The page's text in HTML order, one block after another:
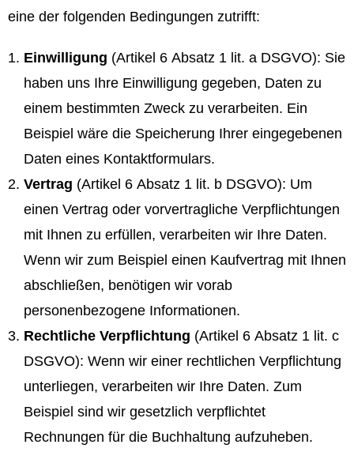
eine der folgenden Bedingungen zutrifft:
Einwilligung (Artikel 6 Absatz 1 lit. a DSGVO): Sie
haben uns Ihre Einwilligung gegeben, Daten zu
einem bestimmten Zweck zu verarbeiten. Ein
Beispiel wäre die Speicherung Ihrer eingegebenen
Daten eines Kontaktformulars.
Vertrag (Artikel 6 Absatz 1 lit. b DSGVO): Um
einen Vertrag oder vorvertragliche Verpflichtungen
mit Ihnen zu erfüllen, verarbeiten wir Ihre Daten.
Wenn wir zum Beispiel einen Kaufvertrag mit Ihnen
abschließen, benötigen wir vorab
personenbezogene Informationen.
Rechtliche Verpflichtung (Artikel 6 Absatz 1 lit. c
DSGVO): Wenn wir einer rechtlichen Verpflichtung
unterliegen, verarbeiten wir Ihre Daten. Zum
Beispiel sind wir gesetzlich verpflichtet
Rechnungen für die Buchhaltung aufzuheben.